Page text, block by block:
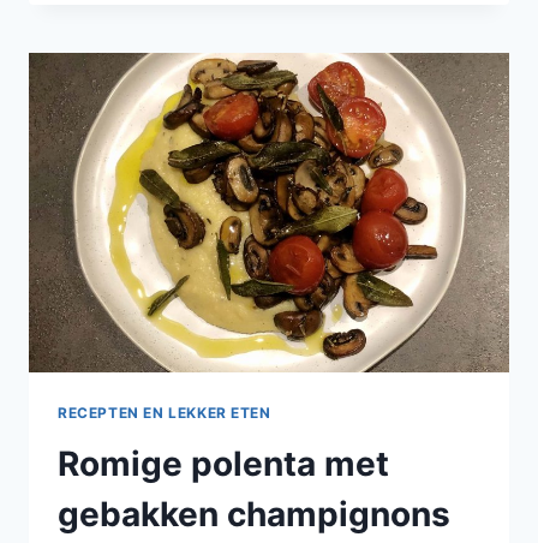
MASCARPONE
EN
VERSE
TIJM
RECEPTEN EN LEKKER ETEN
Romige polenta met
gebakken champignons